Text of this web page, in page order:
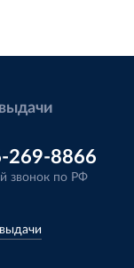
269-8866
звонок по РФ